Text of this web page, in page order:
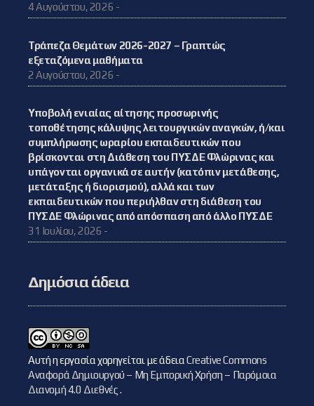
4 Αυγούστου, 2026 -
Τράπεζα Θεμάτων 2026-2027 – Γραπτώς
εξεταζόμενα μαθήματα
2 Αυγούστου, 2026 -
Υποβολή ενιαίας αίτησης προσωρινής
τοποθέτησης κάλυψης λειτουργικών αναγκών, ή/και
συμπλήρωσης ωραρίου εκπαιδευτικών που
βρίσκονται στη Διάθεση του ΠΥΣΔΕ Φλώρινας και
υπάγονται οργανικά σε αυτήν (κατόπιν μετάθεσης,
μετάταξης ή διορισμού), αλλά και των
εκπαιδευτικών που περιήλθαν στη διάθεση του
ΠΥΣΔΕ Φλώρινας από απόσπαση από άλλο ΠΥΣΔΕ
31 Ιουλίου, 2026 -
Δημόσια άδεια
Αυτή η εργασία χορηγείται με άδειαCreative Commons
Αναφορά Δημιουργού – Μη Εμπορική Χρήση – Παρόμοια
Διανομή 4.0 Διεθνές.